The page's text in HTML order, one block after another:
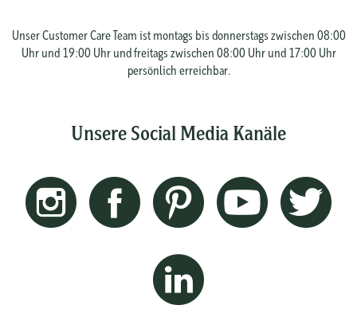
Unser Customer Care Team ist montags bis donnerstags zwischen 08:00
Uhr und 19:00 Uhr und freitags zwischen 08:00 Uhr und 17:00 Uhr
persönlich erreichbar.
Unsere Social Media Kanäle